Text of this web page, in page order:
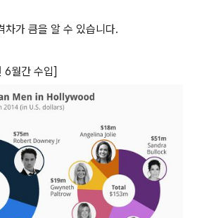
차가 큼을 알 수 있습니다.
월간 수입]